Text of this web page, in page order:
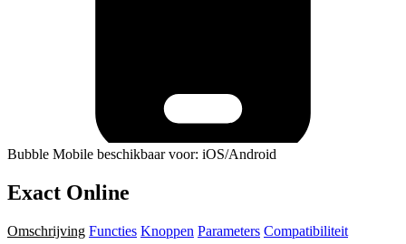
Bubble Mobile beschikbaar voor: iOS/Android
Exact Online
Omschrijving Functies Knoppen Parameters Compatibiliteit